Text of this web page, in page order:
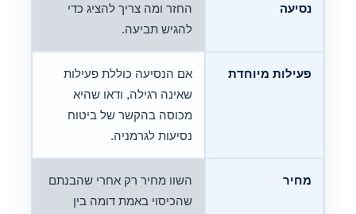
נסיעה
החזר ומה צריך להציג כדי
להגיש תביעה.
פעילות מיוחדת
אם הנסיעה כוללת פעילות
שאינה רגילה, ודאו שהיא
מכוסה בהקשר של ביטוח
נסיעות לגרמניה.
מחיר
השוו מחיר רק אחרי שהבנתם
שהכיסוי באמת דומה בין